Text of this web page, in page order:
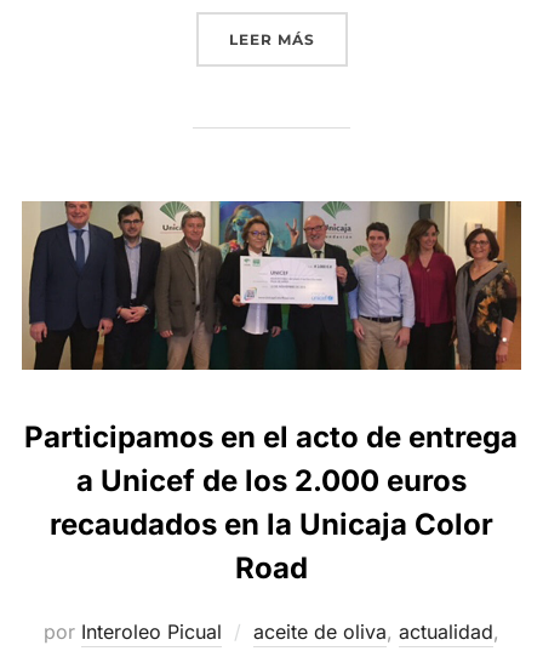
LEER MÁS«ENTREVISTA DEL VIVA
Participamos en el acto de entrega
a Unicef de los 2.000 euros
recaudados en la Unicaja Color
Road
por Interoleo Picual aceite de oliva, actualidad,